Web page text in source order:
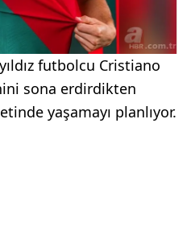
futbolcu Cristiano
sona erdirdikten
yaşamayı planlıyor.